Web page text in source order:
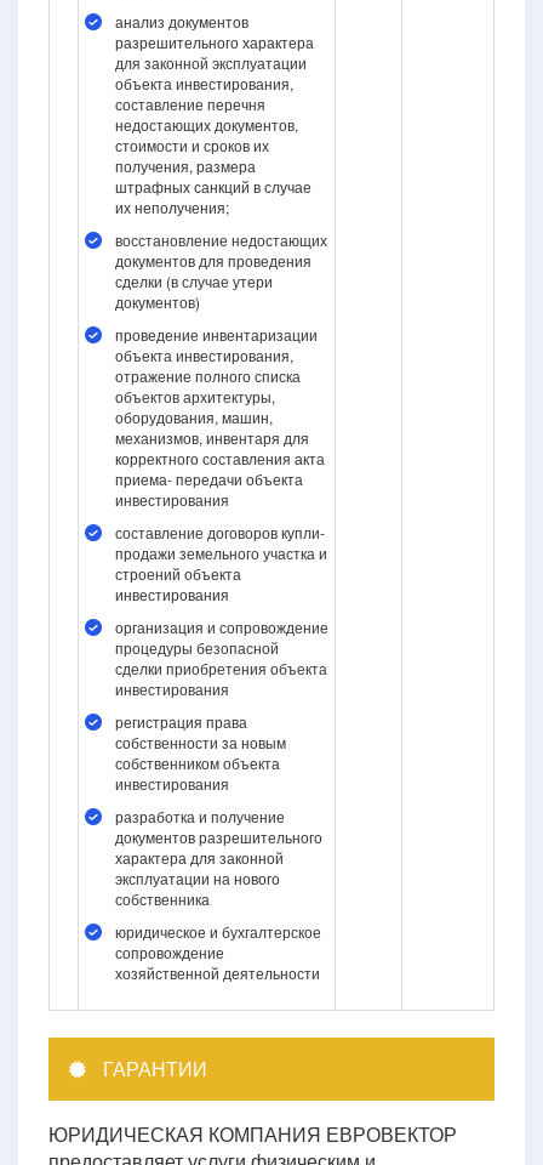
анализ документов
разрешительного характера
для законной эксплуатации
объекта инвестирования,
составление перечня
недостающих документов,
стоимости и сроков их
получения, размера
штрафных санкций в случае
их неполучения;
восстановление недостающих
документов для проведения
сделки (в случае утери
документов)
проведение инвентаризации
объекта инвестирования,
отражение полного списка
объектов архитектуры,
оборудования, машин,
механизмов, инвентаря для
корректного составления акта
приема- передачи объекта
инвестирования
составление договоров купли-
продажи земельного участка и
строений объекта
инвестирования
организация и сопровождение
процедуры безопасной
сделки приобретения объекта
инвестирования
регистрация права
собственности за новым
собственником объекта
инвестирования
разработка и получение
документов разрешительного
характера для законной
эксплуатации на нового
собственника
юридическое и бухгалтерское
сопровождение
хозяйственной деятельности
ГАРАНТИИ
ЮРИДИЧЕСКАЯ КОМПАНИЯ ЕВРОВЕКТОР